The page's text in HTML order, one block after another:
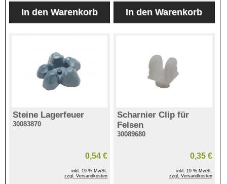
Steine Lagerfeuer
30083870
0,54 €
inkl. 19 % MwSt.
zzgl. Versandkosten
Scharnier Clip für
Felsen
30089680
0,35 €
inkl. 19 % MwSt.
zzgl. Versandkosten